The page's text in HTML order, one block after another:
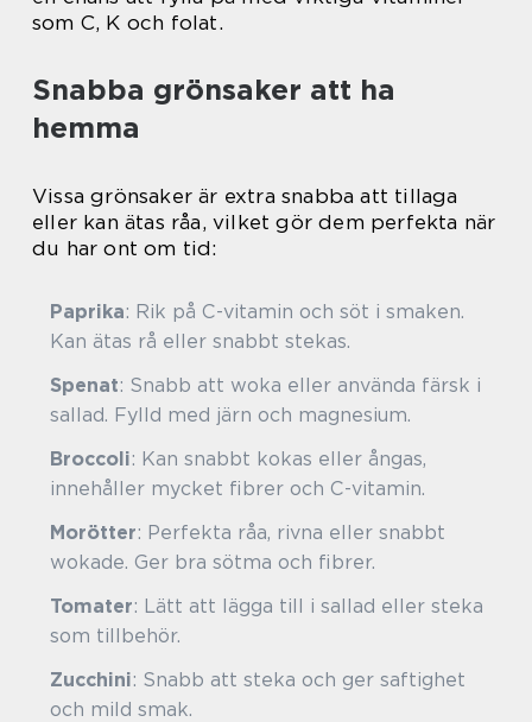
som C, K och folat.
Snabba grönsaker att ha
hemma
Vissa grönsaker är extra snabba att tillaga
eller kan ätas råa, vilket gör dem perfekta när
du har ont om tid:
Paprika: Rik på C-vitamin och söt i smaken.
Kan ätas rå eller snabbt stekas.
Spenat: Snabb att woka eller använda färsk i
sallad. Fylld med järn och magnesium.
Broccoli: Kan snabbt kokas eller ångas,
innehåller mycket fibrer och C-vitamin.
Morötter: Perfekta råa, rivna eller snabbt
wokade. Ger bra sötma och fibrer.
Tomater: Lätt att lägga till i sallad eller steka
som tillbehör.
Zucchini: Snabb att steka och ger saftighet
och mild smak.